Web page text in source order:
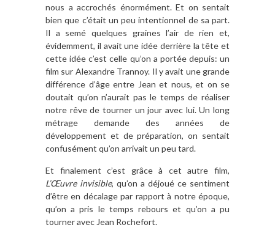
nous a accrochés énormément. Et on sentait
bien que c’était un peu intentionnel de sa part.
Il a semé quelques graines l’air de rien et,
évidemment, il avait une idée derrière la tête et
cette idée c’est celle qu’on a portée depuis: un
film sur Alexandre Trannoy. Il y avait une grande
différence d’âge entre Jean et nous, et on se
doutait qu’on n’aurait pas le temps de réaliser
notre rêve de tourner un jour avec lui. Un long
métrage demande des années de
développement et de préparation, on sentait
confusément qu’on arrivait un peu tard.
Et finalement c’est grâce à cet autre film,
L’Œuvre invisible, qu’on a déjoué ce sentiment
d’être en décalage par rapport à notre époque,
qu’on a pris le temps rebours et qu’on a pu
tourner avec Jean Rochefort.